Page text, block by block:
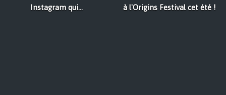
Instagram qui...
à l'Origins Festival cet été !